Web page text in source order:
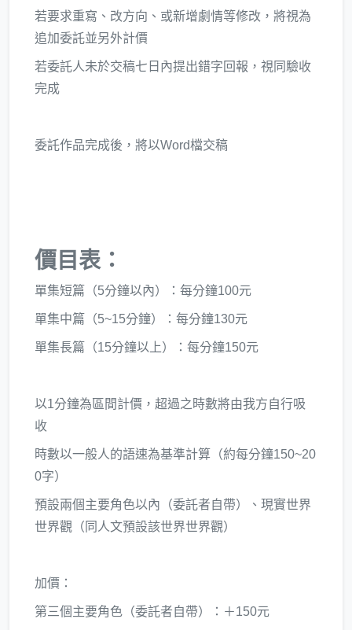
若要求重寫、改方向、或新增劇情等修改，將視為
追加委託並另外計價
若委託人未於交稿七日內提出錯字回報，視同驗收
完成
委託作品完成後，將以Word檔交稿
價目表：
單集短篇（5分鐘以內）：每分鐘100元
單集中篇（5~15分鐘）：每分鐘130元
單集長篇（15分鐘以上）：每分鐘150元
以1分鐘為區間計價，超過之時數將由我方自行吸
收
時數以一般人的語速為基準計算（約每分鐘150~20
0字）
預設兩個主要角色以內（委託者自帶）、現實世界
世界觀（同人文預設該世界世界觀）
加價：
第三個主要角色（委託者自帶）：＋150元